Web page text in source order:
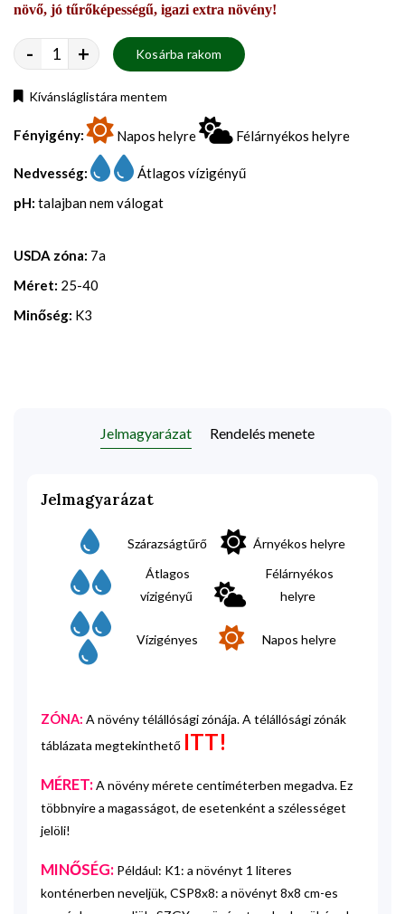
növő, jó tűrőképességű, igazi extra növény!
- + Kosárba rakom
Kívánsláglistára mentem
Fényigény: Napos helyre Félárnyékos helyre
Nedvesség:
Átlagos vízigényű
pH: talajban nem válogat
USDA zóna: 7a
Méret: 25-40
Minőség: K3
Jelmagyarázat Rendelés menete
Jelmagyarázat
Szárazságtűrő
Árnyékos helyre
Átlagos
vízigényű
Félárnyékos
helyre
Vízigényes Napos helyre
ZÓNA: A növény télállósági zónája. A télállósági zónák
táblázata megtekinthető ITT!
MÉRET:A növény mérete centiméterben megadva. Ez
többnyire a magasságot, de esetenként a szélességet
jelöli!
MINŐSÉG: Például: K1: a növényt 1 literes
konténerben neveljük, CSP8x8: a növényt 8x8 cm-es